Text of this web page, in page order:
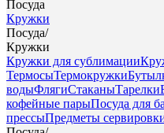
Посуда
Кружки
Посуда/
Кружки
Кружки для сублимации
ТермосыТермокружки
водыФлягиСтаканыТарелки
кофейные парыПосуда для
прессыПредметы